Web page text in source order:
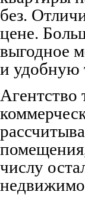
без.
цене.
выгодное
и удобную
Агентство
числу